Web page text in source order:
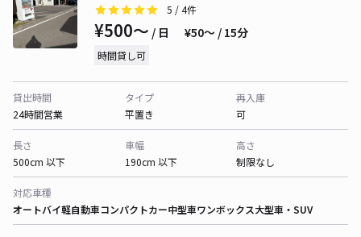
5 / 4件
¥500〜 / 日 ¥50〜 / 15分
時間貸し可
貸出時間
24時間営業
タイプ
平置き
再入庫
可
長さ
500cm 以下
車幅
190cm 以下
高さ
制限なし
対応車種
オートバイ軽自動車コンパクトカー中型車ワンボックス大型車・SUV